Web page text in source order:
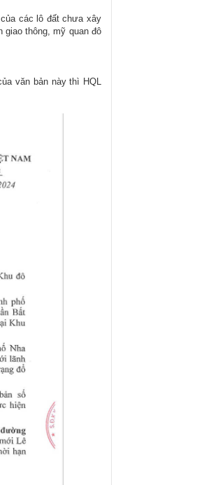
các lô đất chưa xây
thông, mỹ quan đô
văn bản này thì HQL